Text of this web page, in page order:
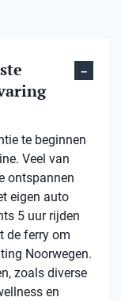
te beginnen
Veel van
ontspannen
eigen auto
5 uur rijden
de ferry om
Noorwegen.
zoals diverse
en